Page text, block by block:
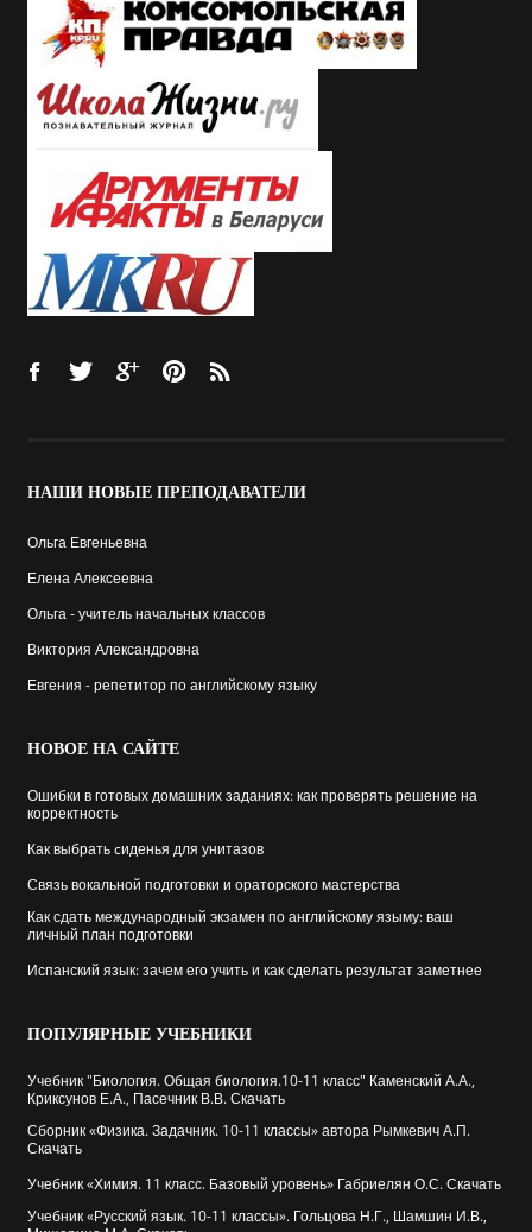
НАШИ НОВЫЕ ПРЕПОДАВАТЕЛИ
Ольга Евгеньевна
Елена Алексеевна
Ольга - учитель начальных классов
Виктория Александровна
Евгения - репетитор по английскому языку
НОВОЕ НА САЙТЕ
Ошибки в готовых домашних заданиях: как проверять решение на
корректность
Как выбрать cиденья для унитазов
Связь вокальной подготовки и ораторского мастерства
Как сдать международный экзамен по английскому языму: ваш
личный план подготовки
Испанский язык: зачем его учить и как сделать результат заметнее
ПОПУЛЯРНЫЕ УЧЕБНИКИ
Учебник "Биология. Общая биология.10-11 класс" Каменский А.А.,
Криксунов Е.А., Пасечник В.В. Скачать
Сборник «Физика. Задачник. 10-11 классы» автора Рымкевич А.П.
Скачать
Учебник «Химия. 11 класс. Базовый уровень» Габриелян О.С. Скачать
Учебник «Русский язык. 10-11 классы». Гольцова Н.Г., Шамшин И.В.,